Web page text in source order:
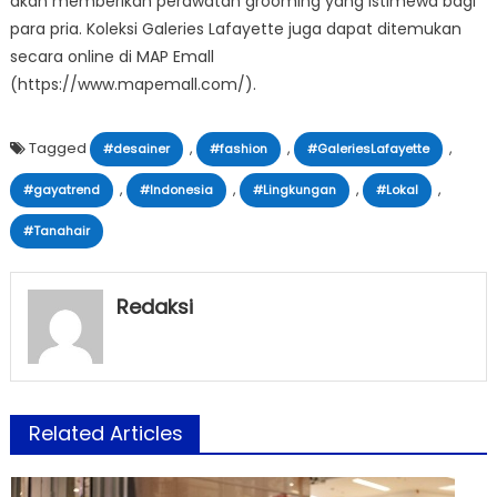
para pria. Koleksi Galeries Lafayette juga dapat ditemukan
secara online di MAP Emall
(https://www.mapemall.com/).
Tagged #desainer , #fashion , #GaleriesLafayette ,
#gayatrend , #Indonesia , #Lingkungan , #Lokal ,
#Tanahair
Redaksi
Related Articles